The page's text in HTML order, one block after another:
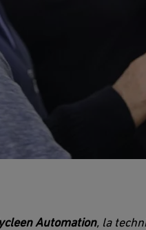
Automation, la